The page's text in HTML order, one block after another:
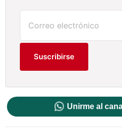
Suscribirse
Unirme al